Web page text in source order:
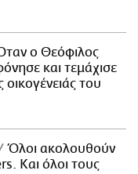
ο Θεόφιλος
και τεμάχισε
οικογένειάς του
Όλοι ακολουθούν
Και όλοι τους